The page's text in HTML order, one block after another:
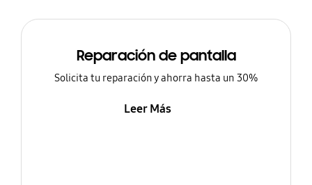
Reparación de pantalla
Solicita tu reparación y ahorra hasta un 30%
Leer Más